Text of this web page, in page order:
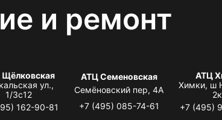
и ремонт
ул.,
1/3с12
162-90-81
АТЦ Семеновская
Семёновский пер, 4А
+7 (495) 085-74-61
АТЦ
Химки, ш
+7 (495)